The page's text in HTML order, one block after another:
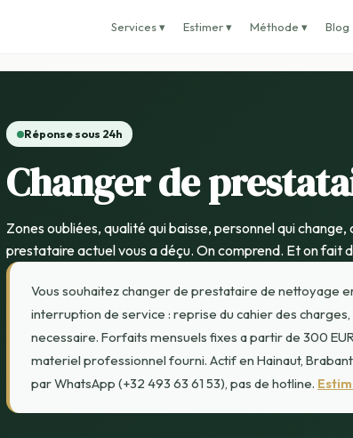
Services ▾ Estimer ▾ Méthode ▾ Blog
Réponse sous 24h
Changer de
Zones oubliées, qualité qui baisse, personnel qui
prestataire actuel vous a déçu. On comprend. Et on fait
Vous souhaitez changer de prestataire de nettoyage
interruption de service : reprise du cahier des
necessaire. Forfaits mensuels fixes a partir de 300
materiel professionnel fourni. Actif en Hainaut,
par WhatsApp (+32 493 63 61 53), pas de hotline.